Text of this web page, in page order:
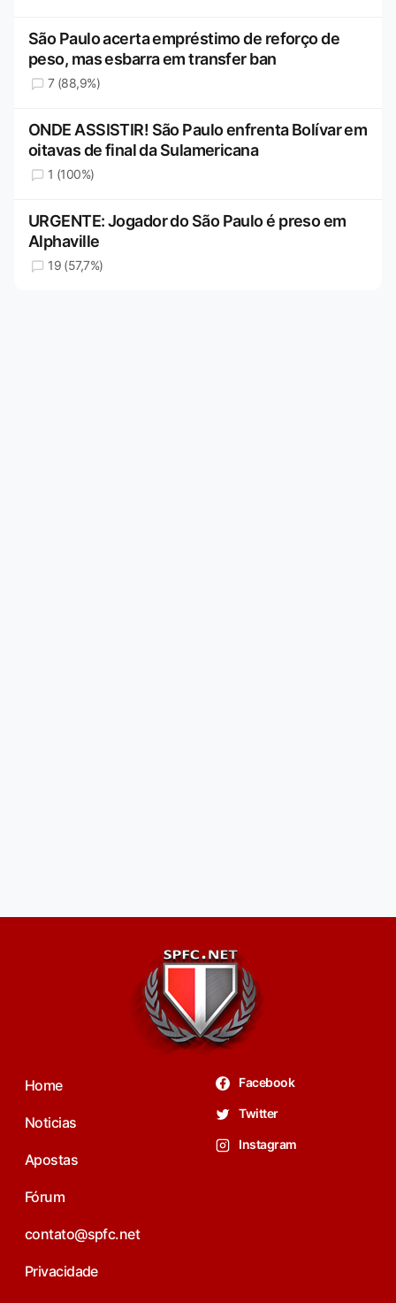
São Paulo acerta empréstimo de reforço de
peso, mas esbarra em transfer ban
7 (88,9%)
ONDE ASSISTIR! São Paulo enfrenta Bolívar em
oitavas de final da Sulamericana
1 (100%)
URGENTE: Jogador do São Paulo é preso em
Alphaville
19 (57,7%)
Home
Noticias
Apostas
Fórum
contato@spfc.net
Privacidade
Facebook
Twitter
Instagram